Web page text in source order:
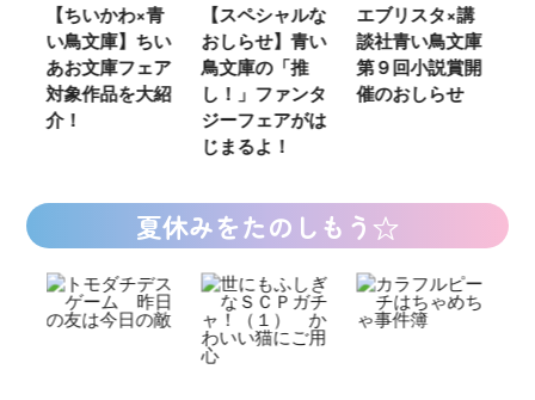
【ちいかわ×青
い鳥文庫】ちい
あお文庫フェア
対象作品を大紹
介！
【スペシャルな
おしらせ】青い
鳥文庫の「推
し！」ファンタ
ジーフェアがは
じまるよ！
エブリスタ×講
談社青い鳥文庫
第９回小説賞開
催のおしらせ
夏休みをたのしもう☆